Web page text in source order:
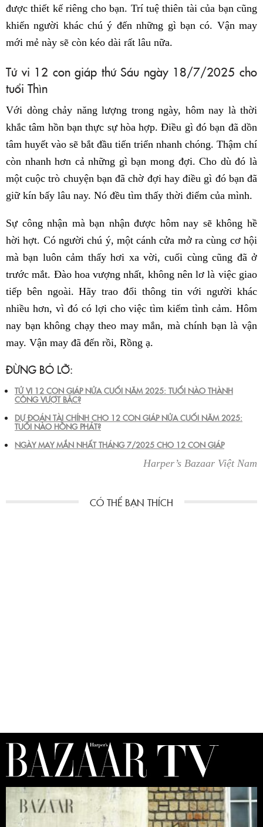
được thiết kế riêng cho bạn. Trí tuệ thiên tài của bạn cũng
khiến người khác chú ý đến những gì bạn có. Vận may
mới mẻ này sẽ còn kéo dài rất lâu nữa.
Tử vi 12 con giáp thứ Sáu ngày 18/7/2025 cho
tuổi Thìn
Với dòng chảy năng lượng trong ngày, hôm nay là thời
khắc tâm hồn bạn thực sự hòa hợp. Điều gì đó bạn đã dồn
tâm huyết vào sẽ bắt đầu tiến triển nhanh chóng. Thậm chí
còn nhanh hơn cả những gì bạn mong đợi. Cho dù đó là
một cuộc trò chuyện bạn đã chờ đợi hay điều gì đó bạn đã
giữ kín bấy lâu nay. Nó đều tìm thấy thời điểm của mình.
Sự công nhận mà bạn nhận được hôm nay sẽ không hề
hời hợt. Có người chú ý, một cánh cửa mở ra cùng cơ hội
mà bạn luôn cảm thấy hơi xa vời, cuối cùng cũng đã ở
trước mắt. Đào hoa vượng nhất, không nên lơ là việc giao
tiếp bên ngoài. Hãy trao đổi thông tin với người khác
nhiều hơn, vì đó có lợi cho việc tìm kiếm tình cảm. Hôm
nay bạn không chạy theo may mắn, mà chính bạn là vận
may. Vận may đã đến rồi, Rồng ạ.
ĐỪNG BỎ LỠ:
TỬ VI 12 CON GIÁP NỬA CUỐI NĂM 2025: TUỔI NÀO THÀNH
CÔNG VƯỢT BẬC?
DỰ ĐOÁN TÀI CHÍNH CHO 12 CON GIÁP NỬA CUỐI NĂM 2025:
TUỔI NÀO HỒNG PHÁT?
NGÀY MAY MẮN NHẤT THÁNG 7/2025 CHO 12 CON GIÁP
Harper’s Bazaar Việt Nam